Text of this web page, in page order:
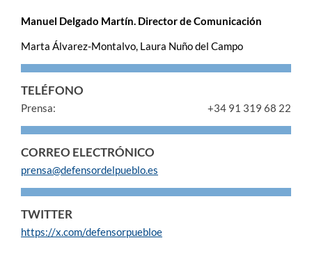
Manuel Delgado Martín. Director de Comunicación
Marta Álvarez-Montalvo, Laura Nuño del Campo
TELÉFONO
Prensa: +34 91 319 68 22
CORREO ELECTRÓNICO
prensa@defensordelpueblo.es
TWITTER
https://x.com/defensorpuebloe